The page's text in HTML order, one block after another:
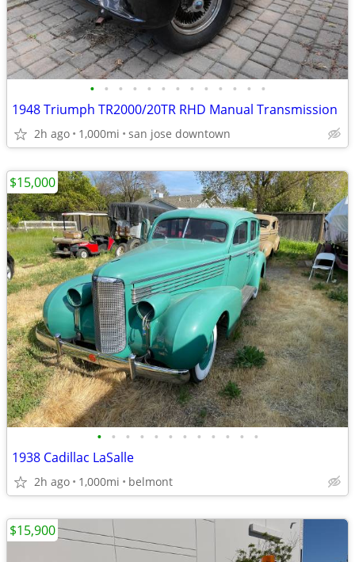
• • • • • • • • • • • • •
1948 Triumph TR2000/20TR RHD Manual Transmission
2h ago 1,000mi san jose downtown
• • • • • • • • • • • •
1938 Cadillac LaSalle
2h ago 1,000mi belmont
$15,000
$15,900